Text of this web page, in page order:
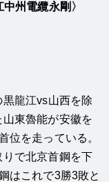
州電纜永剛〉
龍江vs山西を除
東魯能が安徽を
位を走っている。
で北京首鋼を下
はこれで3勝3敗と